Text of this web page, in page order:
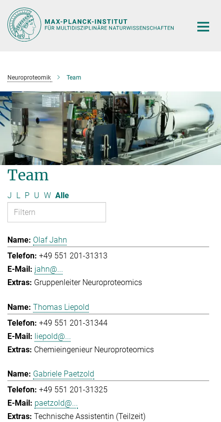
Hauptinhalt
Neuroproteomik Team
Team
J L P U W Alle
Olaf Jahn
+49 551 201-31313
jahn@...
Gruppenleiter Neuroproteomics
Thomas Liepold
+49 551 201-31344
liepold@...
Chemieingenieur Neuroproteomics
Gabriele Paetzold
+49 551 201-31325
paetzold@...
Technische Assistentin (Teilzeit)